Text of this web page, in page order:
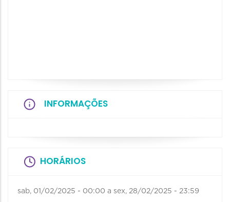
INFORMAÇÕES
HORÁRIOS
sab, 01/02/2025 - 00:00 a sex, 28/02/2025 - 23:59